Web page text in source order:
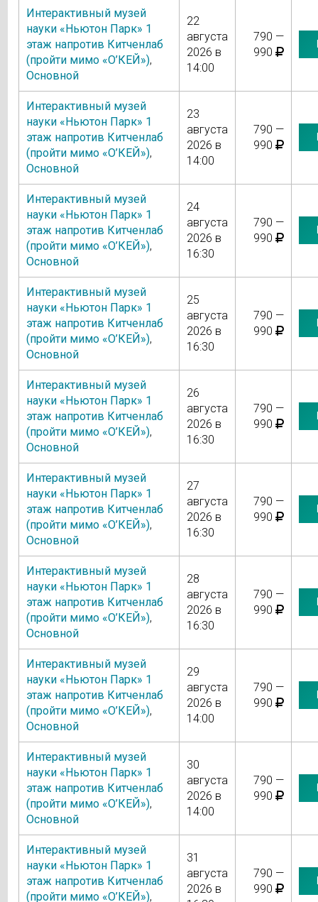
Интерактивный музей
науки «Ньютон Парк» 1
этаж напротив Китченлаб
(пройти мимо «О’КЕЙ»),
Основной
22
августа
2026 в
14:00
790 —
990
Интерактивный музей
науки «Ньютон Парк» 1
этаж напротив Китченлаб
(пройти мимо «О’КЕЙ»),
Основной
23
августа
2026 в
14:00
790 —
990
Интерактивный музей
науки «Ньютон Парк» 1
этаж напротив Китченлаб
(пройти мимо «О’КЕЙ»),
Основной
24
августа
2026 в
16:30
790 —
990
Интерактивный музей
науки «Ньютон Парк» 1
этаж напротив Китченлаб
(пройти мимо «О’КЕЙ»),
Основной
25
августа
2026 в
16:30
790 —
990
Интерактивный музей
науки «Ньютон Парк» 1
этаж напротив Китченлаб
(пройти мимо «О’КЕЙ»),
Основной
26
августа
2026 в
16:30
790 —
990
Интерактивный музей
науки «Ньютон Парк» 1
этаж напротив Китченлаб
(пройти мимо «О’КЕЙ»),
Основной
27
августа
2026 в
16:30
790 —
990
Интерактивный музей
науки «Ньютон Парк» 1
этаж напротив Китченлаб
(пройти мимо «О’КЕЙ»),
Основной
28
августа
2026 в
16:30
790 —
990
Интерактивный музей
науки «Ньютон Парк» 1
этаж напротив Китченлаб
(пройти мимо «О’КЕЙ»),
Основной
29
августа
2026 в
14:00
790 —
990
Интерактивный музей
науки «Ньютон Парк» 1
этаж напротив Китченлаб
(пройти мимо «О’КЕЙ»),
Основной
30
августа
2026 в
14:00
790 —
990
Интерактивный музей
науки «Ньютон Парк» 1
этаж напротив Китченлаб
(пройти мимо «О’КЕЙ»),
31
августа
2026 в
790 —
990